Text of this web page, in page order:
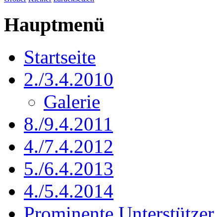
Hauptmenü
Startseite
2./3.4.2010
Galerie
8./9.4.2011
4./7.4.2012
5./6.4.2013
4./5.4.2014